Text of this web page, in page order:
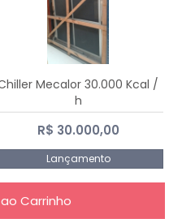
Mecalor 30.000 Kcal /
h
R$ 30.000,00
Lançamento
Carrinho